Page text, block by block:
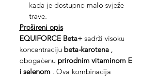
kada je dostupno malo svježe
trave.
Prošireni opis
EQUIFORCE Beta+ sadrži visoku
koncentraciju beta-karotena ,
obogaćenu prirodnim vitaminom E
i selenom . Ova kombinacija